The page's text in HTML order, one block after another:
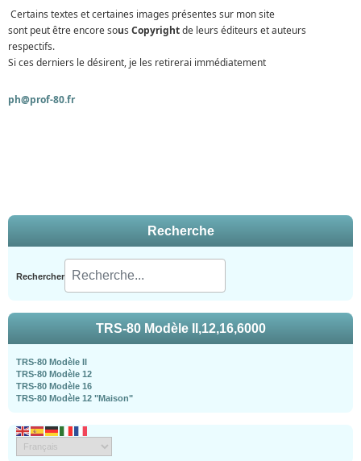
Certains textes et certaines images présentes sur mon site
sont peut être encore sous Copyrightde leurs éditeurs et auteurs
respectifs.
Si ces derniers le désirent, je les retirerai immédiatement
ph@prof-80.fr
Recherche
Rechercher
TRS-80 Modèle II,12,16,6000
TRS-80 Modèle II
TRS-80 Modèle 12
TRS-80 Modèle 16
TRS-80 Modèle 12 "Maison"